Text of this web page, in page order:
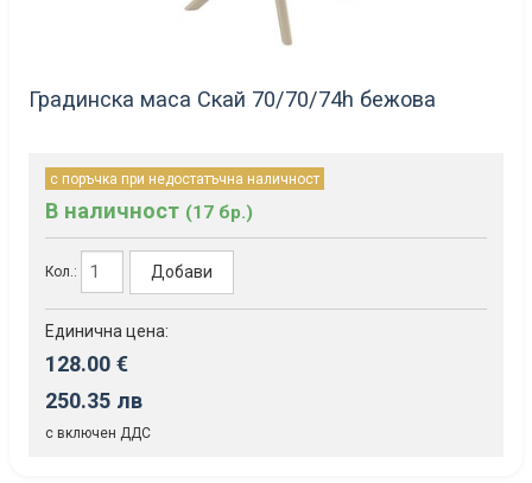
Градинска маса Скай 70/70/74h бежова
с поръчка при недостатъчна наличност
В наличност (17 бр.)
Кол.: Добави
Единична цена:
128.00 €
250.35 лв
с включен ДДС